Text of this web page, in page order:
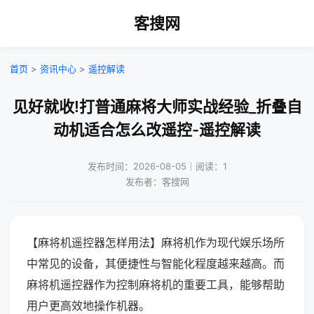
客搜网
首页 > 资讯中心 > 遥控解读
见好就收!打普通麻将大师实战经验_折叠自
动机适合怎么改遥控-遥控解读
发布时间：2026-08-05｜阅读：1
发布者：客搜网
【麻将机遥控器怎样用法】麻将机作为现代娱乐场所
中常见的设备，其便捷性与智能化程度越来越高。而
麻将机遥控器作为控制麻将机的重要工具，能够帮助
用户更高效地操作机器。